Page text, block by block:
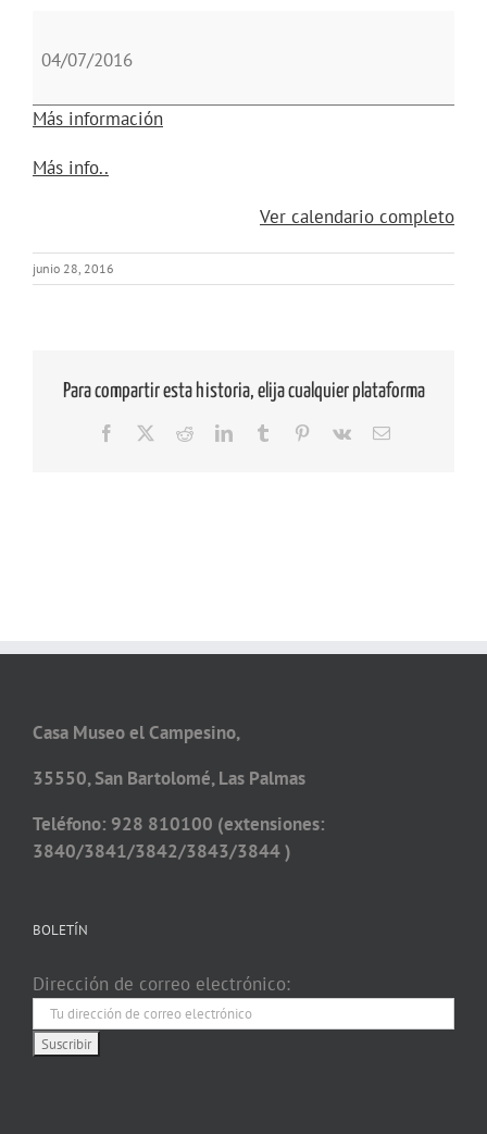
Patrimonio
Geoparques
y
Geoturismo.
04/07/2016
Más información
Más info..
Ver calendario completo
junio 28, 2016
Para compartir esta historia, elija cualquier plataforma
Facebook RedditLinkedInTumblr Pinterest
Vk
Correo
Casa Museo el Campesino,
35550, San Bartolomé, Las Palmas
Teléfono: 928 810100 (extensiones:
3840/3841/3842/3843/3844 )
BOLETÍN
Dirección de correo electrónico: